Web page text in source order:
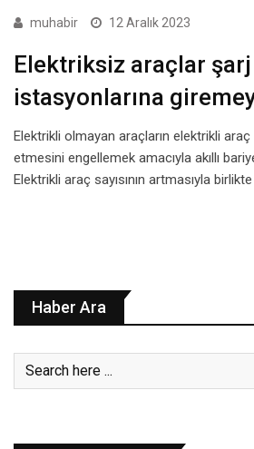
muhabir 12 Aralık 2023
Elektriksiz araçlar şarj
istasyonlarına
Elektrikli olmayan araçların elektrikli araç
etmesini engellemek amacıyla akıllı
Elektrikli araç sayısının artmasıyla
Haber Ara